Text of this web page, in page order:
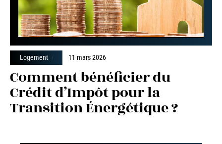
Logement 11 mars 2026
Comment bénéficier du
Crédit d’Impôt pour la
Transition Énergétique ?